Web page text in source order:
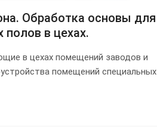
Обработка основы для
в цехах.
в цехах помещений заводов и
помещений специальных